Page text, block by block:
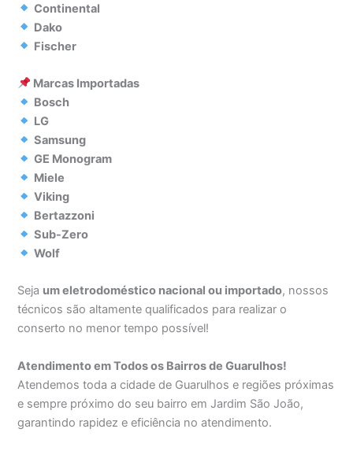
Continental
Dako
Fischer
Marcas Importadas
Bosch
LG
Samsung
GE Monogram
Miele
Viking
Bertazzoni
Sub-Zero
Wolf
Seja um eletrodoméstico nacional ou importado, nossos
técnicos são altamente qualificados para realizar o
conserto no menor tempo possível!
Atendimento em Todos os Bairros de Guarulhos!
Atendemos toda a cidade de Guarulhos e regiões próximas
e sempre próximo do seu bairro em Jardim São João,
garantindo rapidez e eficiência no atendimento.